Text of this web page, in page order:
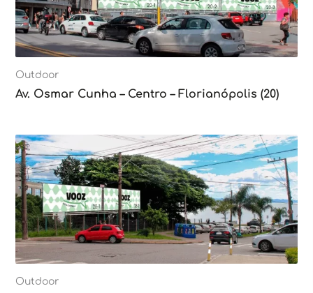
Outdoor
Av. Osmar Cunha – Centro – Florianópolis (20)
Outdoor